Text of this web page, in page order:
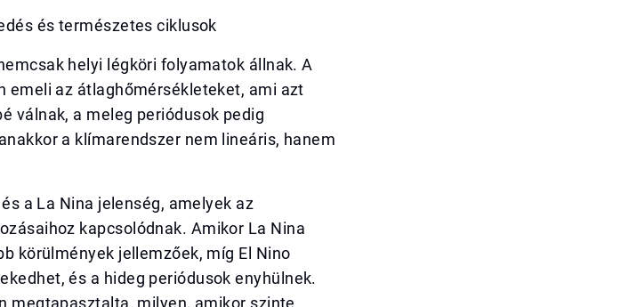
és természetes ciklusok
helyi légköri folyamatok állnak. A
emeli az átlaghőmérsékleteket, ami azt
válnak, a meleg periódusok pedig
a klímarendszer nem lineáris, hanem
a La Nina jelenség, amelyek az
kapcsolódnak. Amikor La Nina
körülmények jellemzőek, míg El Nino
és a hideg periódusok enyhülnek.
megtapasztalta, milyen, amikor szinte